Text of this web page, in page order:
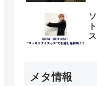
メタ情報